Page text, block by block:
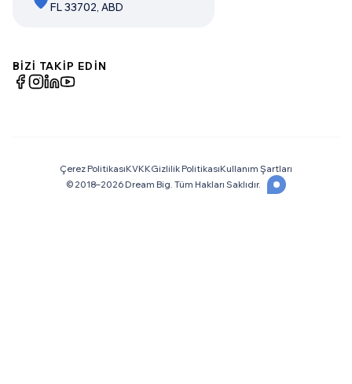
FL 33702, ABD
BİZİ TAKİP EDİN
Çerez PolitikasıKVKKGizlilik PolitikasıKullanım Şartları
© 2018–2026Dream Big. Tüm Hakları Saklıdır.